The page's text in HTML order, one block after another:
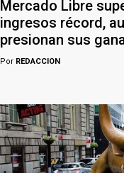
Mercado Libre
ingresos récord,
presionan sus
Por REDACCION